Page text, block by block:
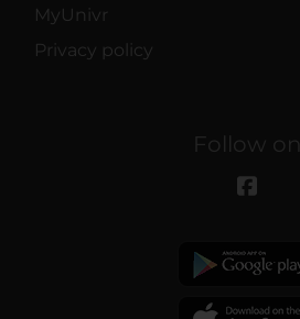
MyUnivr
Privacy policy
Follow on